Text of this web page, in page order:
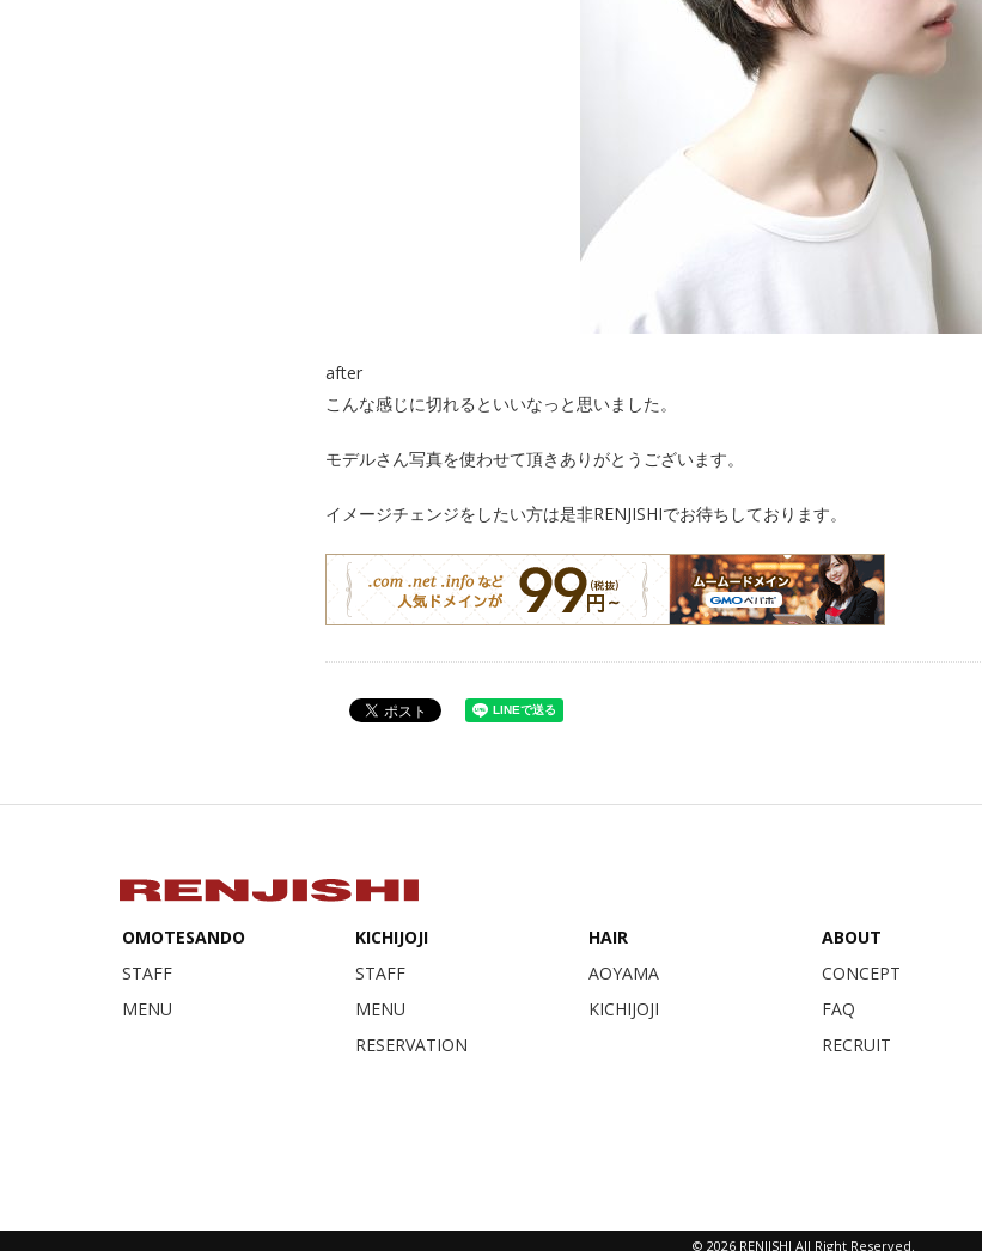
after
こんな感じに切れるといいなっと思いました。
モデルさん写真を使わせて頂きありがとうございます。
イメージチェンジをしたい方は是非RENJISHIでお待ちしております。
OMOTESANDO
STAFF
MENU
KICHIJOJI
STAFF
MENU
RESERVATION
HAIR
AOYAMA
KICHIJOJI
ABOUT
CONCEPT
FAQ
RECRUIT
© 2026 RENJISHI All Right Reserved.